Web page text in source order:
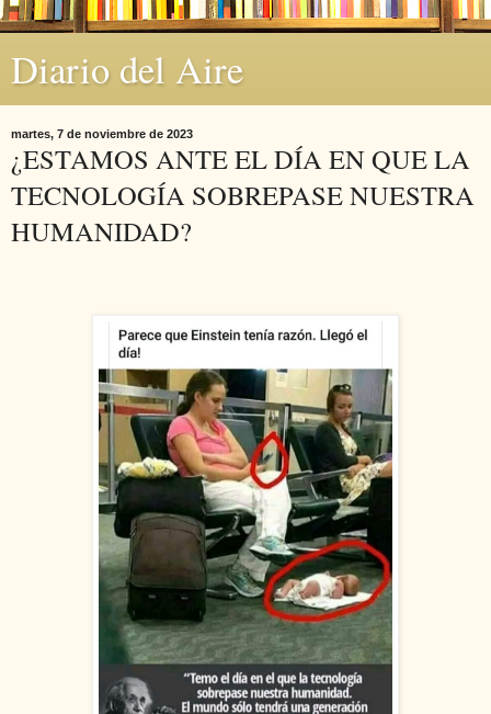
Diario del Aire
martes, 7 de noviembre de 2023
¿ESTAMOS ANTE EL DÍA EN QUE LA
TECNOLOGÍA SOBREPASE NUESTRA
HUMANIDAD?